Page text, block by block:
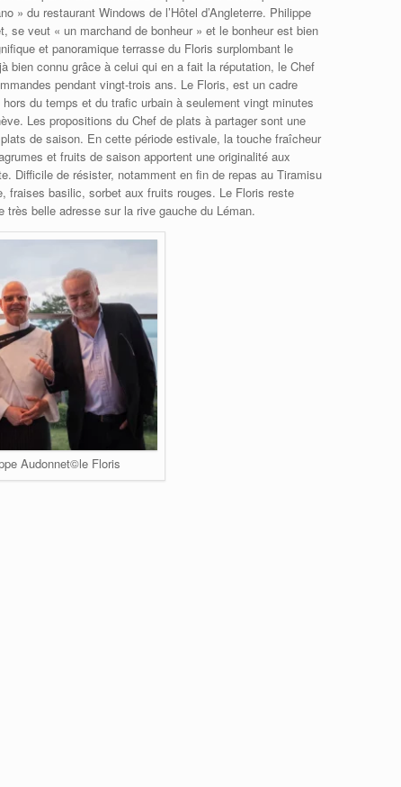
» du restaurant Windows de l’Hôtel d’Angleterre. Philippe
se veut « un marchand de bonheur » et le bonheur est bien
et panoramique terrasse du Floris surplombant le
bien connu grâce à celui qui en a fait la réputation, le Chef
pendant vingt-trois ans. Le Floris, est un cadre
du temps et du trafic urbain à seulement vingt minutes
Les propositions du Chef de plats à partager sont une
de saison. En cette période estivale, la touche fraîcheur
et fruits de saison apportent une originalité aux
Difficile de résister, notamment en fin de repas au Tiramisu
fraises basilic, sorbet aux fruits rouges. Le Floris reste
très belle adresse sur la rive gauche du Léman.
Audonnet©le Floris